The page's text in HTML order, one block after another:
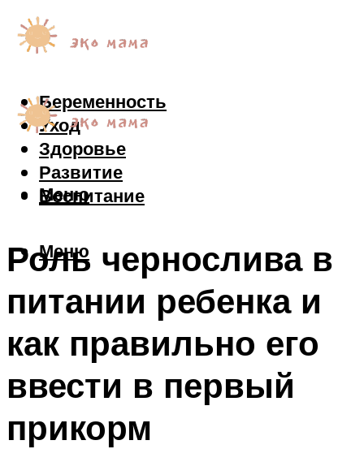
Беременность
Уход
Здоровье
Развитие
Воспитание
Меню
Меню
Роль чернослива в
питании ребенка и
как правильно его
ввести в первый
прикорм